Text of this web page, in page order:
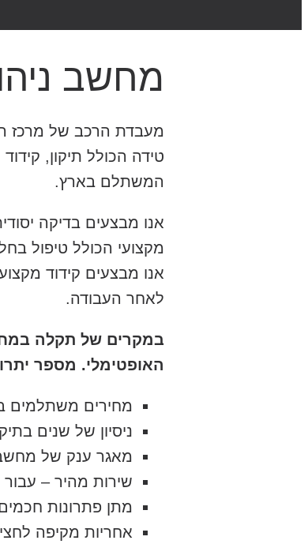
מחשב
מעבדת הרכב של מרכז
טידה הכולל תיקון,
המשתלם בארץ.
אנו מבצעים בדיקה
מקצועי הכולל טיפול
אנו מבצעים קידוד
לאחר העבודה.
במקרים של תקלה
האופטימלי. מספר
מחירים משתלמים
ניסיון של שנים
מאגר ענק של
שירות מהיר –
מתן פתרונות
אחריות מקיפה